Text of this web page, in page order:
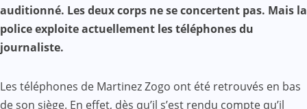
auditionné. Les deux corps ne se concertent pas. Mais la
police exploite actuellement les téléphones du
journaliste.
Les téléphones de Martinez Zogo ont été retrouvés en bas
de son siège. En effet, dès qu’il s’est rendu compte qu’il